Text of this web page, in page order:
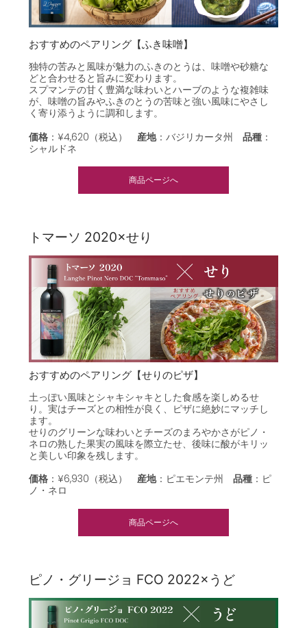
おすすめのペアリング【ふき味噌】
独特の苦みと風味が魅力のふきのとうは、味噌や砂糖な
どと合わせると旨みに変わります。
スプマンテの甘く豊満な味わいとハーブのような複雑味
が、味噌の旨みやふきのとうの苦味と強い風味にやさし
く寄り添うように調和します。
価格 ：¥4,620（税込）産地：バジリカータ州品種 ：
シャルドネ
商品ページへ
トマーソ 2020×せり
おすすめのペアリング【せりのピザ】
土っぽい風味とシャキシャキとした食感を楽しめるせ
り。実はチーズとの相性が良く、ピザに絶妙にマッチし
ます。
せりのグリーンな味わいとチーズのまろやかさがピノ・
ネロの熟した果実の風味を際立たせ、後味に酸がキリッ
と美しい印象を残します。
価格 ：¥6,930（税込）産地：ピエモンテ州品種 ：ピ
ノ・ネロ
商品ページへ
ピノ・グリージョ FCO 2022×うど